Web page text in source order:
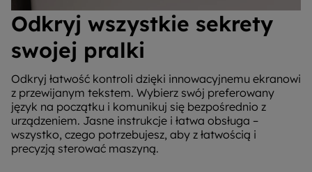
Odkryj wszystkie sekrety
swojej pralki
Odkryj łatwość kontroli dzięki innowacyjnemu ekranowi
z przewijanym tekstem. Wybierz swój preferowany
język na początku i komunikuj się bezpośrednio z
urządzeniem. Jasne instrukcje i łatwa obsługa –
wszystko, czego potrzebujesz, aby z łatwością i
precyzją sterować maszyną.